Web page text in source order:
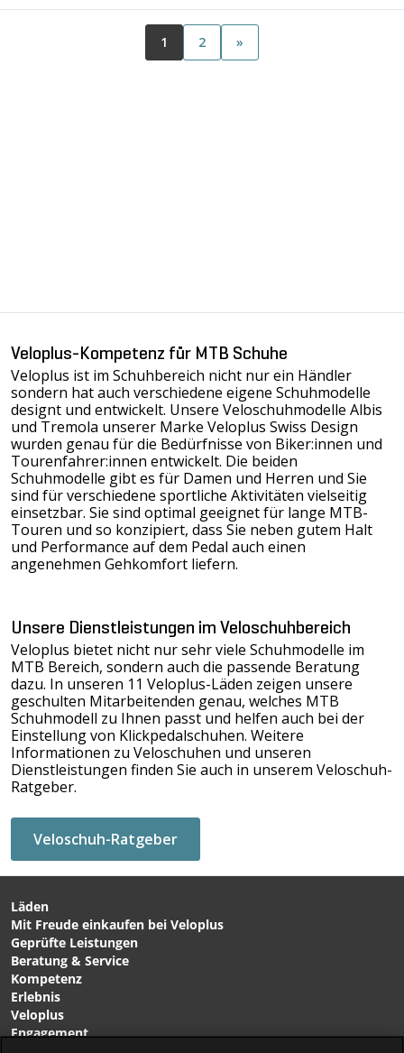
1 2 »
Veloplus-Kompetenz für MTB Schuhe
Veloplus ist im Schuhbereich nicht nur ein Händler
sondern hat auch verschiedene eigene Schuhmodelle
designt und entwickelt. Unsere Veloschuhmodelle Albis
und Tremola unserer Marke Veloplus Swiss Design
wurden genau für die Bedürfnisse von Biker:innen und
Tourenfahrer:innen entwickelt. Die beiden
Schuhmodelle gibt es für Damen und Herren und Sie
sind für verschiedene sportliche Aktivitäten vielseitig
einsetzbar. Sie sind optimal geeignet für lange MTB-
Touren und so konzipiert, dass Sie neben gutem Halt
und Performance auf dem Pedal auch einen
angenehmen Gehkomfort liefern.
Unsere Dienstleistungen im Veloschuhbereich
Veloplus bietet nicht nur sehr viele Schuhmodelle im
MTB Bereich, sondern auch die passende Beratung
dazu. In unseren 11 Veloplus-Läden zeigen unsere
geschulten Mitarbeitenden genau, welches MTB
Schuhmodell zu Ihnen passt und helfen auch bei der
Einstellung von Klickpedalschuhen. Weitere
Informationen zu Veloschuhen und unseren
Dienstleistungen finden Sie auch in unserem Veloschuh-
Ratgeber.
Veloschuh-Ratgeber
Läden
Mit Freude einkaufen bei Veloplus
Geprüfte Leistungen
Beratung & Service
Kompetenz
Erlebnis
Veloplus
Engagement